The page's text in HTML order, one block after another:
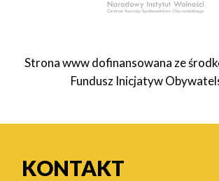
Strona www dofinansowana ze
Fundusz Inicjatyw
KONTAKT